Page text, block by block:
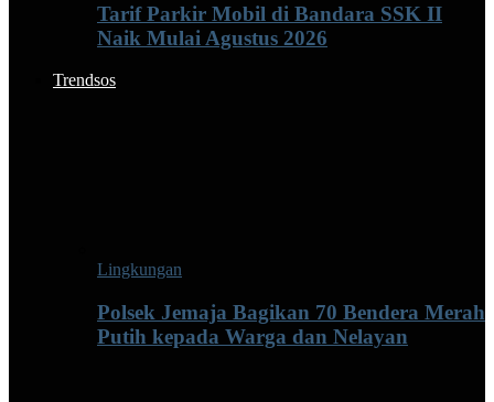
Tarif Parkir Mobil di Bandara SSK II
Naik Mulai Agustus 2026
Trendsos
Lingkungan
Polsek Jemaja Bagikan 70 Bendera Merah
Putih kepada Warga dan Nelayan